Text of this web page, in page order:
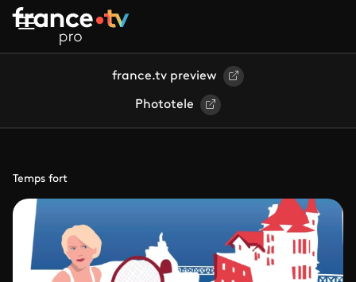
Aller au contenu principal
france.tv preview
Phototele
Temps fort